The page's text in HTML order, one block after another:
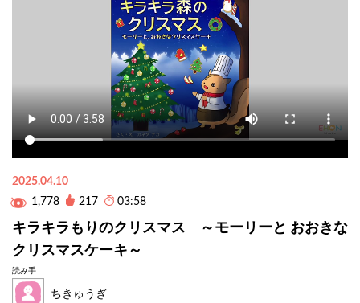
2025.04.10
1,778
217 03:58
キラキラもりのクリスマス ～モーリーと おおきな
クリスマスケーキ～
読み手
ちきゅうぎ